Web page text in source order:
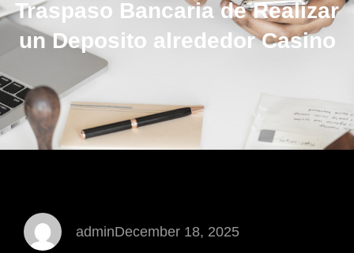
Traspaso Bancaria de Realizar
un Deposito alrededor Casino
adminDecember 18, 2025